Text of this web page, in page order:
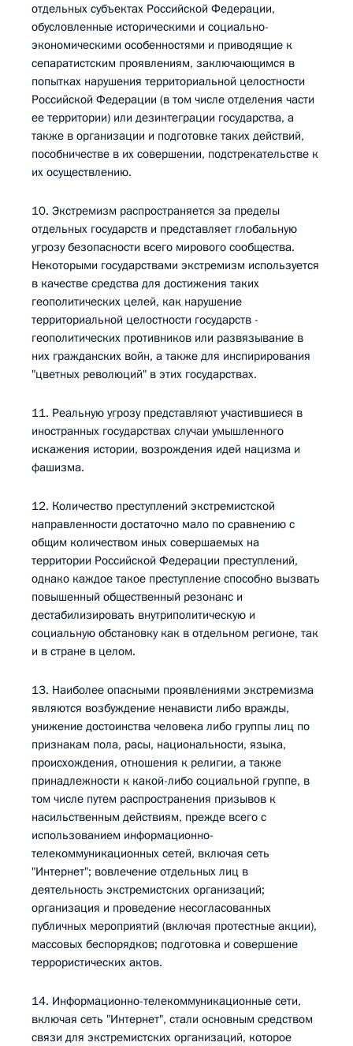
отдельных субъектах Российской Федерации,
обусловленные историческими и социально-
экономическими особенностями и приводящие к
сепаратистским проявлениям, заключающимся в
попытках нарушения территориальной целостности
Российской Федерации (в том числе отделения части
ее территории) или дезинтеграции государства, а
также в организации и подготовке таких действий,
пособничестве в их совершении, подстрекательстве к
их осуществлению.
10. Экстремизм распространяется за пределы
отдельных государств и представляет глобальную
угрозу безопасности всего мирового сообщества.
Некоторыми государствами экстремизм используется
в качестве средства для достижения таких
геополитических целей, как нарушение
территориальной целостности государств -
геополитических противников или развязывание в
них гражданских войн, а также для инспирирования
"цветных революций" в этих государствах.
11. Реальную угрозу представляют участившиеся в
иностранных государствах случаи умышленного
искажения истории, возрождения идей нацизма и
фашизма.
12. Количество преступлений экстремистской
направленности достаточно мало по сравнению с
общим количеством иных совершаемых на
территории Российской Федерации преступлений,
однако каждое такое преступление способно вызвать
повышенный общественный резонанс и
дестабилизировать внутриполитическую и
социальную обстановку как в отдельном регионе, так
и в стране в целом.
13. Наиболее опасными проявлениями экстремизма
являются возбуждение ненависти либо вражды,
унижение достоинства человека либо группы лиц по
признакам пола, расы, национальности, языка,
происхождения, отношения к религии, а также
принадлежности к какой-либо социальной группе, в
том числе путем распространения призывов к
насильственным действиям, прежде всего с
использованием информационно-
телекоммуникационных сетей, включая сеть
"Интернет"; вовлечение отдельных лиц в
деятельность экстремистских организаций;
организация и проведение несогласованных
публичных мероприятий (включая протестные акции),
массовых беспорядков; подготовка и совершение
террористических актов.
14. Информационно-телекоммуникационные сети,
включая сеть "Интернет", стали основным средством
связи для экстремистских организаций, которое